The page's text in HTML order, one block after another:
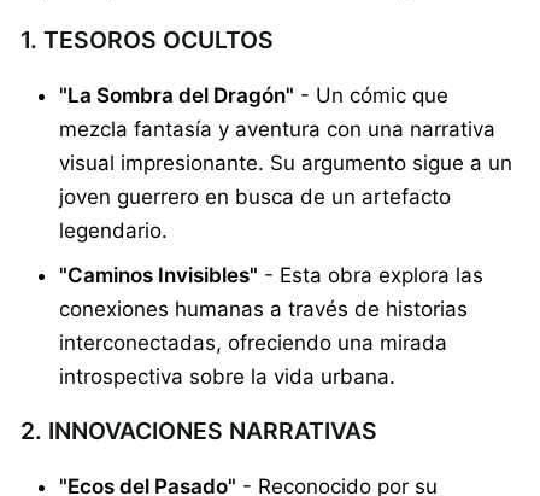
1. TESOROS OCULTOS
"La Sombra del Dragón" - Un cómic que
mezcla fantasía y aventura con una narrativa
visual impresionante. Su argumento sigue a un
joven guerrero en busca de un artefacto
legendario.
"Caminos Invisibles" - Esta obra explora las
conexiones humanas a través de historias
interconectadas, ofreciendo una mirada
introspectiva sobre la vida urbana.
2. INNOVACIONES NARRATIVAS
"Ecos del Pasado" - Reconocido por su